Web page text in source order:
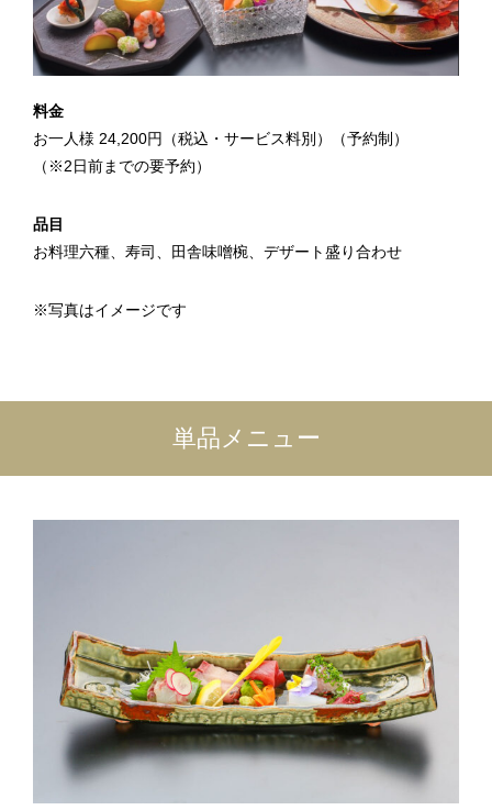
料金
お一人様 24,200円（税込・サービス料別）（予約制）
（※2日前までの要予約）
品目
お料理六種、寿司、田舎味噌椀、デザート盛り合わせ
※写真はイメージです
単品メニュー